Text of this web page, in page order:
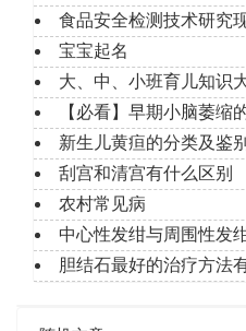
食品安全检测技术研究
宝宝起名
大、中、小班育儿知识
【必看】早期小脑萎缩
新生儿黄疸的分类及鉴别
刮宫和清宫有什么区别
农村常见病
中心性发绀与周围性发
胆结石最好的治疗方法